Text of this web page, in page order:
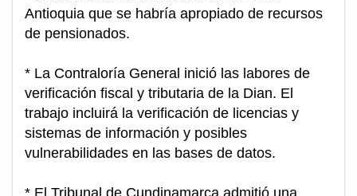
Antioquia que se habría apropiado de recursos
de pensionados.
* La Contraloría General inició las labores de
verificación fiscal y tributaria de la Dian. El
trabajo incluirá la verificación de licencias y
sistemas de información y posibles
vulnerabilidades en las bases de datos.
* El Tribunal de Cundinamarca admitió una